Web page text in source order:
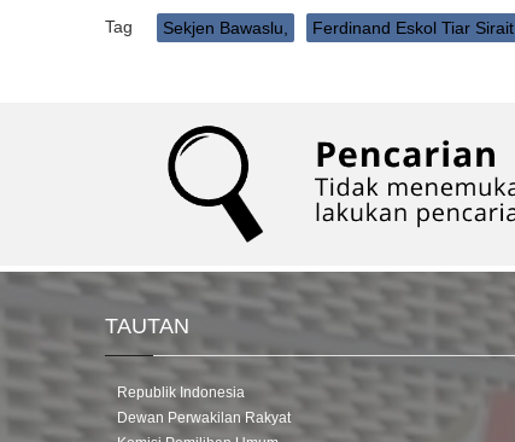
Tag Sekjen Bawaslu, Ferdinand Eskol Tiar Sirait
TAUTAN
Republik Indonesia
Dewan Perwakilan Rakyat